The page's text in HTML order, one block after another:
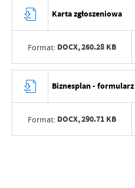
Karta zgłoszeniowa
Format: DOCX,260.28 KB
Biznesplan - formularz
Format: DOCX,290.71 KB